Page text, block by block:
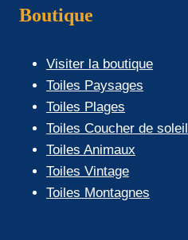
Boutique
Visiter la boutique
Toiles Paysages
Toiles Plages
Toiles Coucher de soleil
Toiles Animaux
Toiles Vintage
Toiles Montagnes